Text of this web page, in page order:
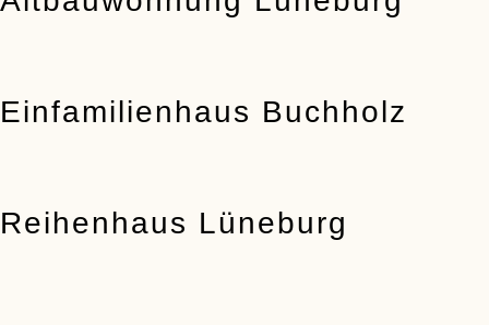
Einfamilienhaus Buchholz
Reihenhaus Lüneburg